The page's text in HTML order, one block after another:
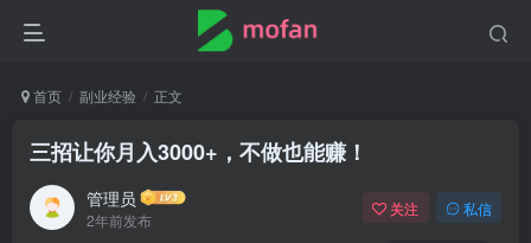
首页 副业经验 正文
三招让你月入3000+，不做也能赚！
管理员
2年前发布
关注 私信